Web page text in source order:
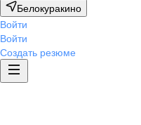
Белокуракино
Войти
Войти
Создать резюме